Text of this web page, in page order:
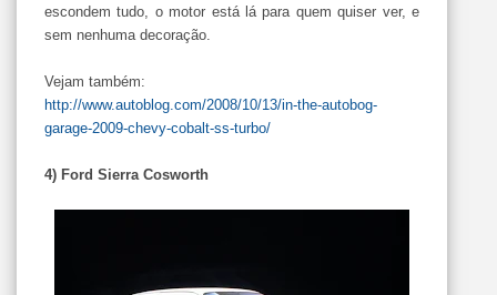
escondem tudo, o motor está lá para quem quiser ver, e
sem nenhuma decoração.
Vejam também:
http://www.autoblog.com/2008/10/13/in-the-autobog-
garage-2009-chevy-cobalt-ss-turbo/
4) Ford Sierra Cosworth